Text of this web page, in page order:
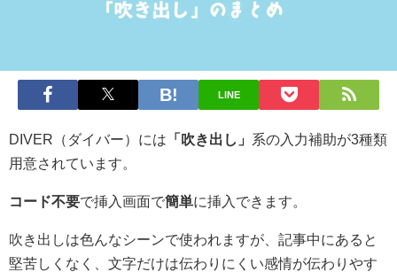
LINE
DIVER（ダイバー）には 「吹き出し」 系の入力補助が3種類
用意されています。
コード不要で挿入画面で簡単に挿入できます。
吹き出しは色んなシーンで使われますが、記事中にあると
堅苦しくなく、文字だけは伝わりにくい感情が伝わりやす